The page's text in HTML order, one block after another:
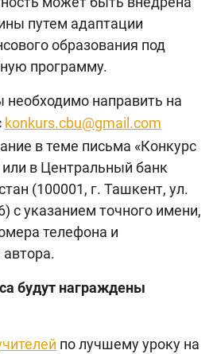
путем адаптации
образования под
программу.
направить на
konkurs.cbu@gmail.com
в теме письма «Конкурс
в Центральный банк
(100001, г. Ташкент, ул.
с указанием точного имени,
телефона и
будут награждены
по лучшему уроку на